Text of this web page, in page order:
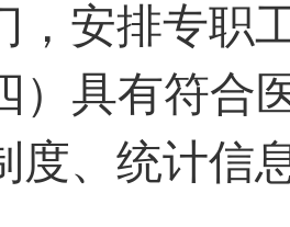
，安排专职
）具有符
度、统计信